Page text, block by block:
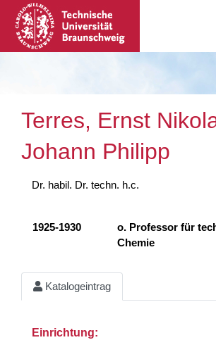
Terres, Ernst
Johann Philipp
Dr. habil. Dr. techn. h.c.
1925-1930
o. Professor für
Chemie
Katalogeintrag
Einrichtung: